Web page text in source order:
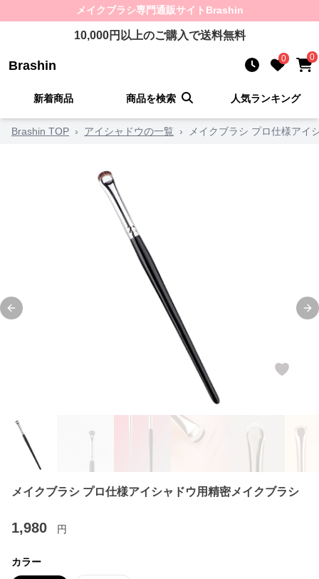
メイクブラシ専門通販サイト Brashin
10,000円以上のご購入で送料無料
Brashin 0 0
新着商品 商品を検索 人気ランキング
Brashin TOP › アイシャドウの一覧 › メイクブラシ プロ仕様アイ
Previous slide
メイクブラシ プロ仕様アイシャドウ用精密メイクブラシ
1,980 円
カラー